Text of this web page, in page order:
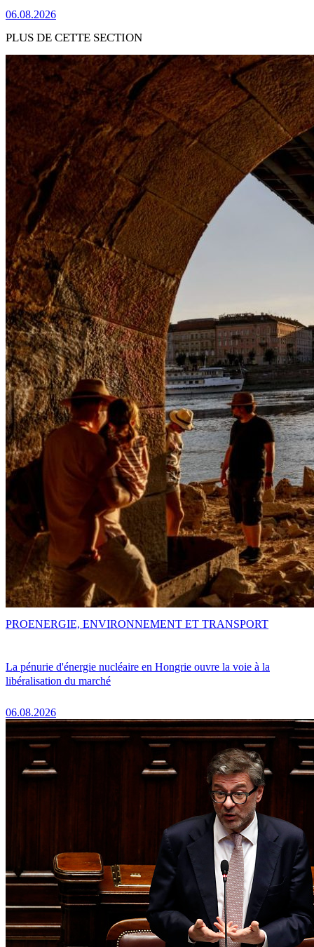
06.08.2026
PLUS DE CETTE SECTION
La pénurie d'énergie nucléaire en Hongrie ouvre la voie à la
libéralisation du marché
06.08.2026
PROENERGIE, ENVIRONNEMENT ET TRANSPORT